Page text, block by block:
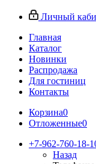
Личный
Главная
Каталог
Новинки
Распродажа
Для гостиниц
Контакты
Корзина0
Отложенные0
+7-962-760-18-
Назад